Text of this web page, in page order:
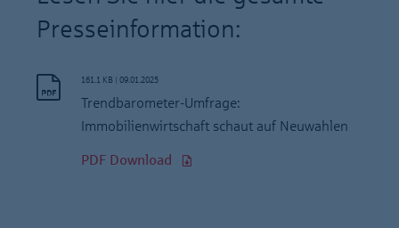
Presseinformation:
161.1 KB | 09.01.2025
Trendbarometer-Umfrage:
Immobilienwirtschaft schaut auf Neuwahlen
PDF Download